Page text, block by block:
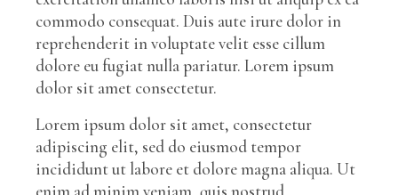
commodo consequat. Duis aute irure dolor in
reprehenderit in voluptate velit esse cillum
dolore eu fugiat nulla pariatur. Lorem ipsum
dolor sit amet consectetur.
Lorem ipsum dolor sit amet, consectetur
adipiscing elit, sed do eiusmod tempor
incididunt ut labore et dolore magna aliqua. Ut
enim ad minim veniam, quis nostrud